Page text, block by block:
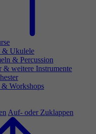
& Ukulele
& Percussion
& weitere Instrumente
Workshops
Auf- oder Zuklappen